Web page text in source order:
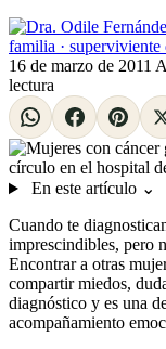
familia · superviviente
16 de marzo de 2011
lectura
En este artículo ⌄
Cuando te
imprescindibles, pero
Encontrar a otras
compartir miedos,
diagnóstico y es una
acompañamiento